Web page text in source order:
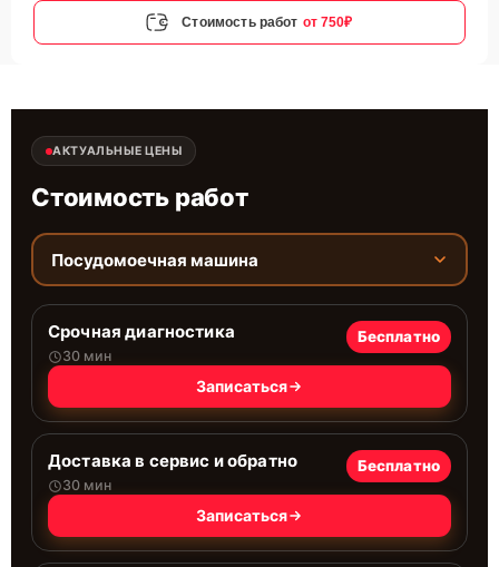
Стоимость работ от 750₽
АКТУАЛЬНЫЕ ЦЕНЫ
Стоимость работ
Посудомоечная машина
Срочная диагностика
30 мин
Бесплатно
Записаться
Доставка в сервис и обратно
30 мин
Бесплатно
Записаться